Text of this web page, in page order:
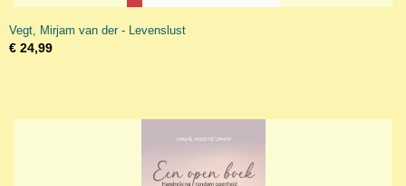
Vegt, Mirjam van der - Levenslust
€ 24,99